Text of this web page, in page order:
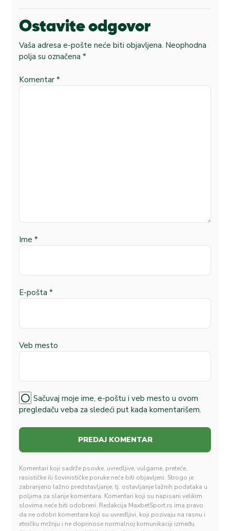
Ostavite odgovor
Vaša adresa e-pošte neće biti objavljena. Neophodna
polja su označena *
Komentar *
Ime *
E-pošta *
Veb mesto
Sačuvaj moje ime, e-poštu i veb mesto u ovom
pregledaču veba za sledeći put kada komentarišem.
Komentari koji sadrže psovke, uvredljive, vulgarne, preteće,
rasističke ili šovinističke poruke neće biti objavljeni. Strogo je
zabranjeno lažno predstavljanje, tj. ostavljanje lažnih podataka u
poljima za slanje komentara. Komentari koji su napisani velikim
slovima neće biti odobreni. Redakcija MaxbetSport.rs ima pravo
da ne odobri komentare koji su uvredljivi, koji pozivaju na rasnu i
etničku mržnju i ne doprinose normalnoj komunikaciji između